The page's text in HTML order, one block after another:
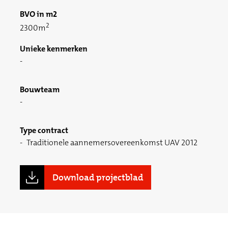
BVO in m2
2300m2
Unieke kenmerken
Bouwteam
Type contract
Traditionele aannemersovereenkomst UAV 2012
Download projectblad